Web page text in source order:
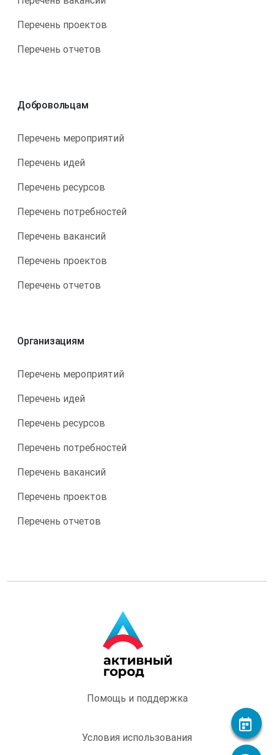
Перечень проектов
Перечень отчетов
Добровольцам
Перечень мероприятий
Перечень идей
Перечень ресурсов
Перечень потребностей
Перечень вакансий
Перечень проектов
Перечень отчетов
Организациям
Перечень мероприятий
Перечень идей
Перечень ресурсов
Перечень потребностей
Перечень вакансий
Перечень проектов
Перечень отчетов
Помощь и поддержка
Условия использования